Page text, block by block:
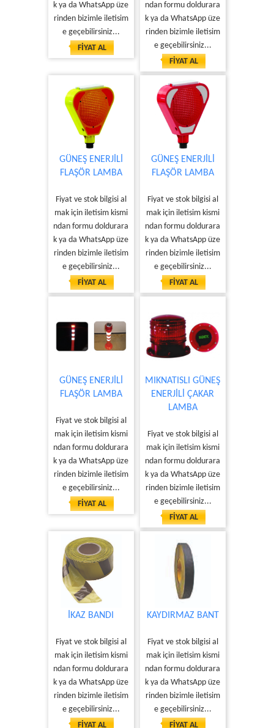
k ya da WhatsApp üze
rinden bizimle iletisim
e geçebilirsiniz...
FİYAT AL
ndan formu doldurara
k ya da WhatsApp üze
rinden bizimle iletisim
e geçebilirsiniz...
FİYAT AL
GÜNEŞ ENERJİLİ
FLAŞÖR LAMBA
Fiyat ve stok bilgisi al
mak için iletisim kismi
ndan formu doldurara
k ya da WhatsApp üze
rinden bizimle iletisim
e geçebilirsiniz...
FİYAT AL
GÜNEŞ ENERJİLİ
FLAŞÖR LAMBA
Fiyat ve stok bilgisi al
mak için iletisim kismi
ndan formu doldurara
k ya da WhatsApp üze
rinden bizimle iletisim
e geçebilirsiniz...
FİYAT AL
GÜNEŞ ENERJİLİ
FLAŞÖR LAMBA
Fiyat ve stok bilgisi al
mak için iletisim kismi
ndan formu doldurara
k ya da WhatsApp üze
rinden bizimle iletisim
e geçebilirsiniz...
FİYAT AL
MIKNATISLI GÜNEŞ
ENERJİLİ ÇAKAR
LAMBA
Fiyat ve stok bilgisi al
mak için iletisim kismi
ndan formu doldurara
k ya da WhatsApp üze
rinden bizimle iletisim
e geçebilirsiniz...
FİYAT AL
İKAZ BANDI
Fiyat ve stok bilgisi al
mak için iletisim kismi
ndan formu doldurara
k ya da WhatsApp üze
rinden bizimle iletisim
e geçebilirsiniz...
FİYAT AL
KAYDIRMAZ BANT
Fiyat ve stok bilgisi al
mak için iletisim kismi
ndan formu doldurara
k ya da WhatsApp üze
rinden bizimle iletisim
e geçebilirsiniz...
FİYAT AL